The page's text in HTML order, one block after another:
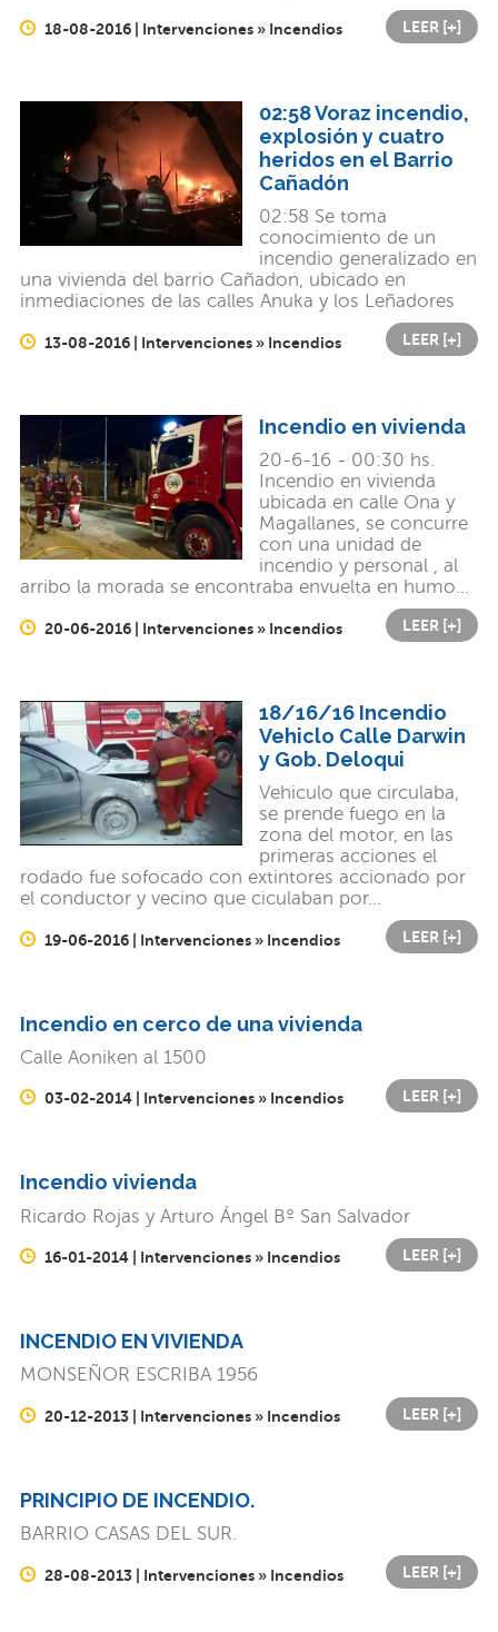
18-08-2016 | Intervenciones » Incendios LEER [+]
02:58 Voraz incendio,
explosión y cuatro
heridos en el Barrio
Cañadón
02:58 Se toma
conocimiento de un
incendio generalizado en
una vivienda del barrio Cañadon, ubicado en
inmediaciones de las calles Anuka y los Leñadores
13-08-2016 | Intervenciones » Incendios LEER [+]
Incendio en vivienda
20-6-16 - 00:30 hs.
Incendio en vivienda
ubicada en calle Ona y
Magallanes, se concurre
con una unidad de
incendio y personal , al
arribo la morada se encontraba envuelta en humo...
20-06-2016 | Intervenciones » Incendios LEER [+]
18/16/16 Incendio
Vehiclo Calle Darwin
y Gob. Deloqui
Vehiculo que circulaba,
se prende fuego en la
zona del motor, en las
primeras acciones el
rodado fue sofocado con extintores accionado por
el conductor y vecino que ciculaban por...
19-06-2016 | Intervenciones » Incendios LEER [+]
Incendio en cerco de una vivienda
Calle Aoniken al 1500
03-02-2014 | Intervenciones » Incendios LEER [+]
Incendio vivienda
Ricardo Rojas y Arturo Ángel Bº San Salvador
16-01-2014 | Intervenciones » Incendios LEER [+]
INCENDIO EN VIVIENDA
MONSEÑOR ESCRIBA 1956
20-12-2013 | Intervenciones » Incendios LEER [+]
PRINCIPIO DE INCENDIO.
BARRIO CASAS DEL SUR.
28-08-2013 | Intervenciones » Incendios LEER [+]